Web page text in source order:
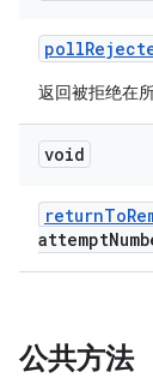
poll
返回被拒绝在
void
returnTo
attempt
公共方法